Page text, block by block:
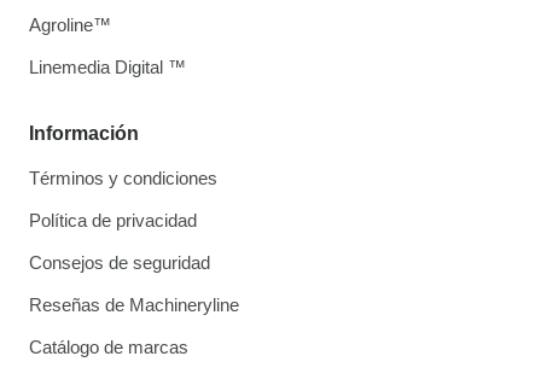
Información
Términos y condiciones
Política de privacidad
Consejos de seguridad
Reseñas de Machineryline
Catálogo de marcas
Agroline™
Linemedia Digital ™